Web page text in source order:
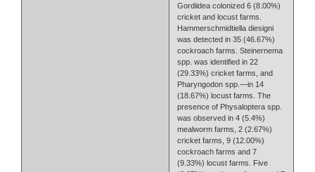
Gordiidea colonized 6 (8.00%)
cricket and locust farms.
Hammerschmidtiella diesigni
was detected in 35 (46.67%)
cockroach farms. Steinernema
spp. was identified in 22
(29.33%) cricket farms, and
Pharyngodon spp.—in 14
(18.67%) locust farms. The
presence of Physaloptera spp.
was observed in 4 (5.4%)
mealworm farms, 2 (2.67%)
cricket farms, 9 (12.00%)
cockroach farms and 7
(9.33%) locust farms. Five